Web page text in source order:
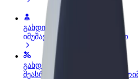
გახდი პარტნიორი მძღოლი
იმუშავე საკუთარი გრაფიკით
გახდი კურიერი
შეასრულე შეკვეთები და